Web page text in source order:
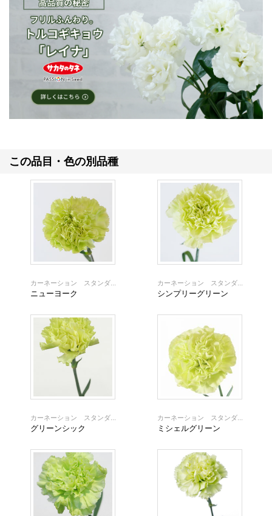
この品目・色の別品種
カーネーション スタンダ...
ニューヨーク
カーネーション スタンダ...
シンプリーグリーン
カーネーション スタンダ...
グリーンシック
カーネーション スタンダ...
ミシェルグリーン